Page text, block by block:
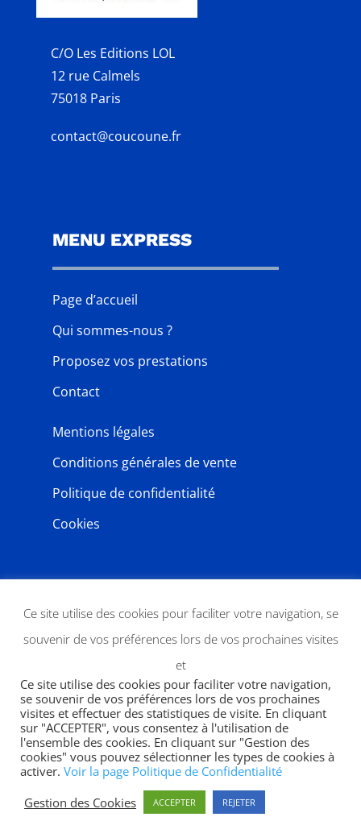
C/O Les Editions LOL
12 rue Calmels
75018 Paris
contact@coucoune.fr
MENU EXPRESS
Page d’accueil
Qui sommes-nous ?
Proposez vos prestations
Contact
Mentions légales
Conditions générales de vente
Politique de confidentialité
Cookies
JE M'ABONNE
Copyright 2026 | designed by
Ce site utilise des cookies pour faciliter votre navigation, se
souvenir de vos préférences lors de vos prochaines visites
et
Ce site utilise des cookies pour faciliter votre navigation,
se souvenir de vos préférences lors de vos prochaines
visites et effectuer des statistiques de visite. En cliquant
sur "ACCEPTER", vous consentez à l'utilisation de
l'ensemble des cookies. En cliquant sur "Gestion des
cookies" vous pouvez sélectionner les types de cookies à
activer. Voir la page Politique de Confidentialité
Gestion des Cookies
ACCEPTER REJETER